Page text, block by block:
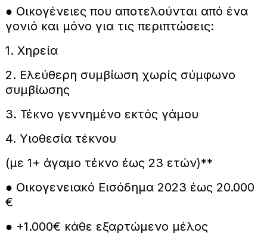
● Οικογένειες που αποτελούνται από ένα
γονιό και μόνο για τις περιπτώσεις:
1. Χηρεία
2. Ελεύθερη συμβίωση χωρίς σύμφωνο
συμβίωσης
3. Τέκνο γεννημένο εκτός γάμου
4. Υιοθεσία τέκνου
(με 1+ άγαμο τέκνο έως 23 ετών)**
● Οικογενειακό Εισόδημα 2023 έως 20.000
€
● +1.000€ κάθε εξαρτώμενο μέλος